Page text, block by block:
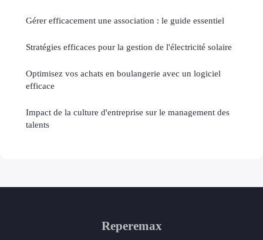
Gérer efficacement une association : le guide essentiel
Stratégies efficaces pour la gestion de l'électricité solaire
Optimisez vos achats en boulangerie avec un logiciel
efficace
Impact de la culture d'entreprise sur le management des
talents
Reperemax